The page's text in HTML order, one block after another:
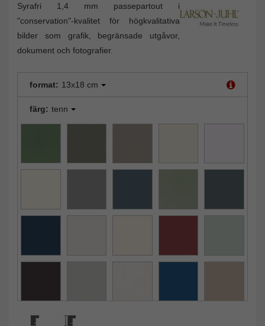
Syrafri 1,4 mm passepartout i
"conservation"-kvalitet för högkvalitativa
bilder som grafik, begränsade utgåvor,
dokument och fotografier.
format: 13x18 cm
färg: tenn